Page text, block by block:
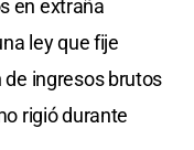
en extraña
ley que fije
ingresos brutos
rigió durante